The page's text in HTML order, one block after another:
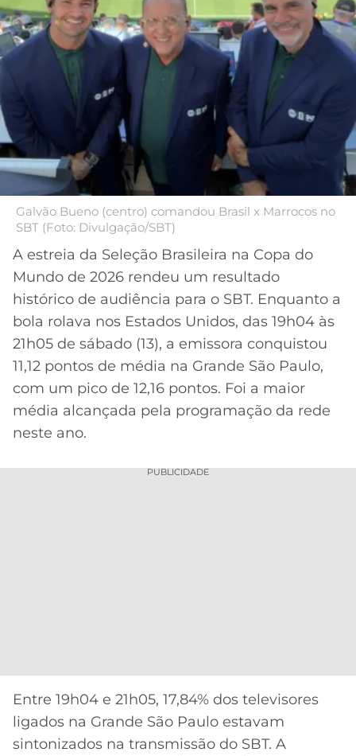
CÓDIGO
DE
INDICAÇÃO
BET365
CÓDIGO
BETANO
MELHORES
APPS
APOSTAS
CASSINOS
ONLINE
MELHORES
CASSINOS
ONLINE
CORINTHIANS
SÃO
PAULO
SANTOS
FLAMENGO
BOTAFOGO
VASCO
INTERNACIONAL
ATLÉTICO
MG
LIBERTADORES
COPA
DO
BRASIL
PREMIER
LEAGUE
COPA
SUL-
AMERICANA
LIGA
DOS
CAMPEÕES
LALIGA
MERCADO
DA
BOLA
PALPITES
Galvão Bueno (centro) comandou Brasil x Marrocos no
SBT (Foto: Divulgação/SBT)
A estreia da Seleção Brasileira na Copa do
Mundo de 2026 rendeu um resultado
histórico de audiência para o SBT. Enquanto a
bola rolava nos Estados Unidos, das 19h04 às
21h05 de sábado (13), a emissora conquistou
11,12 pontos de média na Grande São Paulo,
com um pico de 12,16 pontos. Foi a maior
média alcançada pela programação da rede
neste ano.
PUBLICIDADE
Entre 19h04 e 21h05, 17,84% dos televisores
ligados na Grande São Paulo estavam
sintonizados na transmissão do SBT. A